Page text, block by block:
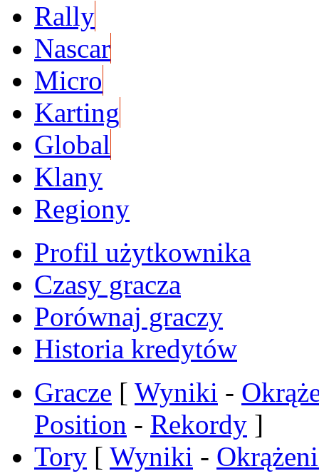
Rally
Nascar
Micro
Karting
Global
Klany
Regiony
Profil użytkownika
Czasy gracza
Porównaj graczy
Historia kredytów
Gracze [ Wyniki -
Position - Rekordy ]
Tory [ Wyniki -